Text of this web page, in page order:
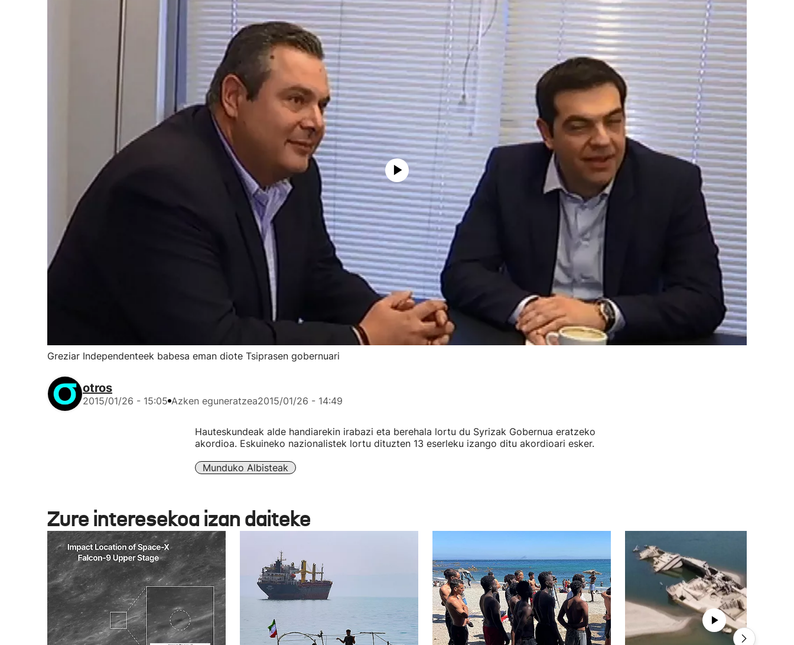
Greziar Independenteek babesa eman diote Tsiprasen gobernuari
otros
2015/01/26 - 15:05 Azken eguneratzea2015/01/26 - 14:49
Hauteskundeak alde handiarekin irabazi eta berehala lortu du Syrizak Gobernua eratzeko
akordioa. Eskuineko nazionalistek lortu dituzten 13 eserleku izango ditu akordioari esker.
Munduko Albisteak
Zure interesekoa izan daiteke